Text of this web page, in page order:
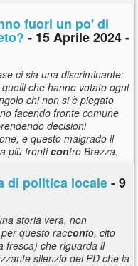
fuori un po' di
- 15 Aprile 2024 -
ci sia una discriminante:
che hanno votato ogni
chi non si è piegato
facendo fronte comune
decisioni
e questo malgrado il
più fronticontro Brezza.
di politica locale- 9
storia vera, non
questo racconto, cito
fresca) che riguarda il
silenzio del PD che la